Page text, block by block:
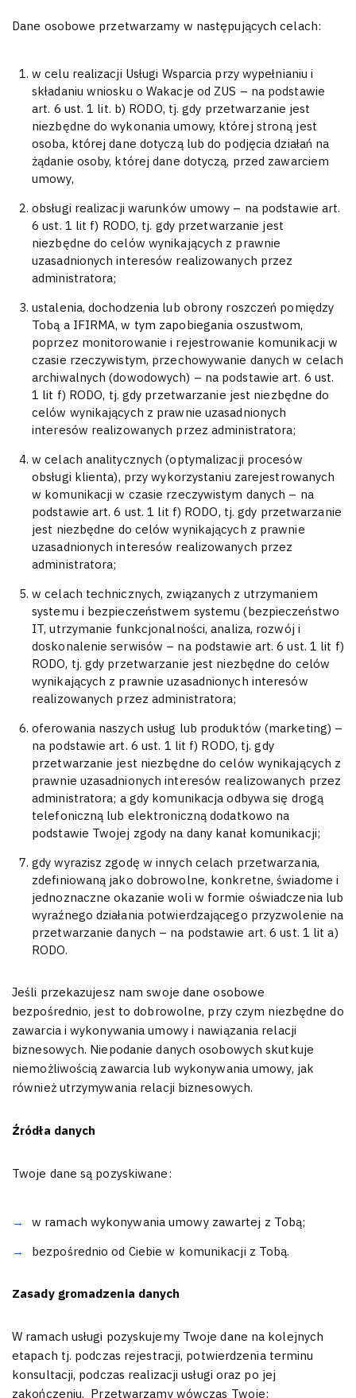
Dane osobowe przetwarzamy w następujących celach:
w celu realizacji Usługi Wsparcia przy wypełnianiu i
składaniu wniosku o Wakacje od ZUS – na podstawie
art. 6 ust. 1 lit. b) RODO, tj. gdy przetwarzanie jest
niezbędne do wykonania umowy, której stroną jest
osoba, której dane dotyczą lub do podjęcia działań na
żądanie osoby, której dane dotyczą, przed zawarciem
umowy,
obsługi realizacji warunków umowy – na podstawie art.
6 ust. 1 lit f) RODO, tj. gdy przetwarzanie jest
niezbędne do celów wynikających z prawnie
uzasadnionych interesów realizowanych przez
administratora;
ustalenia, dochodzenia lub obrony roszczeń pomiędzy
Tobą a IFIRMA, w tym zapobiegania oszustwom,
poprzez monitorowanie i rejestrowanie komunikacji w
czasie rzeczywistym, przechowywanie danych w celach
archiwalnych (dowodowych) – na podstawie art. 6 ust.
1 lit f) RODO, tj. gdy przetwarzanie jest niezbędne do
celów wynikających z prawnie uzasadnionych
interesów realizowanych przez administratora;
w celach analitycznych (optymalizacji procesów
obsługi klienta), przy wykorzystaniu zarejestrowanych
w komunikacji w czasie rzeczywistym danych – na
podstawie art. 6 ust. 1 lit f) RODO, tj. gdy przetwarzanie
jest niezbędne do celów wynikających z prawnie
uzasadnionych interesów realizowanych przez
administratora;
w celach technicznych, związanych z utrzymaniem
systemu i bezpieczeństwem systemu (bezpieczeństwo
IT, utrzymanie funkcjonalności, analiza, rozwój i
doskonalenie serwisów – na podstawie art. 6 ust. 1 lit f)
RODO, tj. gdy przetwarzanie jest niezbędne do celów
wynikających z prawnie uzasadnionych interesów
realizowanych przez administratora;
oferowania naszych usług lub produktów (marketing) –
na podstawie art. 6 ust. 1 lit f) RODO, tj. gdy
przetwarzanie jest niezbędne do celów wynikających z
prawnie uzasadnionych interesów realizowanych przez
administratora; a gdy komunikacja odbywa się drogą
telefoniczną lub elektroniczną dodatkowo na
podstawie Twojej zgody na dany kanał komunikacji;
gdy wyrazisz zgodę w innych celach przetwarzania,
zdefiniowaną jako dobrowolne, konkretne, świadome i
jednoznaczne okazanie woli w formie oświadczenia lub
wyraźnego działania potwierdzającego przyzwolenie na
przetwarzanie danych – na podstawie art. 6 ust. 1 lit a)
RODO.
Jeśli przekazujesz nam swoje dane osobowe
bezpośrednio, jest to dobrowolne, przy czym niezbędne do
zawarcia i wykonywania umowy i nawiązania relacji
biznesowych. Niepodanie danych osobowych skutkuje
niemożliwością zawarcia lub wykonywania umowy, jak
również utrzymywania relacji biznesowych.
Źródła danych
Twoje dane są pozyskiwane:
w ramach wykonywania umowy zawartej z Tobą;
bezpośrednio od Ciebie w komunikacji z Tobą.
Zasady gromadzenia danych
W ramach usługi pozyskujemy Twoje dane na kolejnych
etapach tj. podczas rejestracji, potwierdzenia terminu
konsultacji, podczas realizacji usługi oraz po jej
zakończeniu. Przetwarzamy wówczas Twoje: